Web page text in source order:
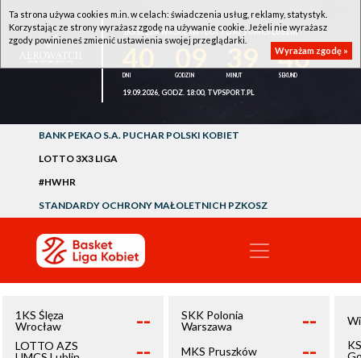
1KS ŚLĘZA WROCŁAW - LOTTO AZS UMCS LUBLIN
40
19.09.2026, GODZ. 18:00, TVPSPORT.PL
BANK PEKAO S.A. PUCHAR POLSKI KOBIET
LOTTO 3X3 LIGA
#HWHR
STANDARDY OCHRONY MAŁOLETNICH PZKOSZ
1KS Ślęza
Wrocław
--
LOTTO AZS
--
SKK Polonia
Warszawa
--
MKS Pruszków --
Ta strona używa cookies m.in. w celach: świadczenia usług, reklamy, statystyk.
Korzystając ze strony wyrażasz zgodę na używanie cookie. Jeżeli nie wyrażasz
zgody powinieneś zmienić ustawienia swojej przeglądarki.
Wyrażam zgodę »